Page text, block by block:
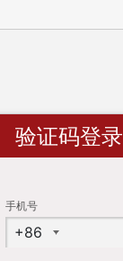
验证码登录
手机号